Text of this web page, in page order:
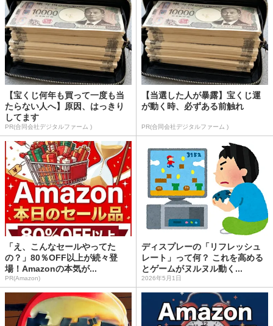
【宝くじ何年も買って一度も当
たらない人へ】原因、はっきり
してます
PR(合同会社デジタルファーム )
【当選した人が暴露】宝くじ運
が動く時、必ずある前触れ
PR(合同会社デジタルファーム )
「え、こんなセールやってた
の？」80％OFF以上が続々登
場！Amazonの本気が...
PR(Amazon)
ディスプレーの「リフレッシュ
レート」って何？ これを高める
とゲームがヌルヌル動く...
2026年5月1日